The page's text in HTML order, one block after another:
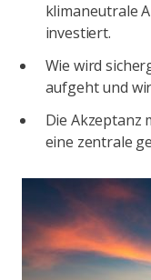
klimaneutrale
investiert.
Wie wird
aufgeht und
Die Akzeptanz
eine zentrale